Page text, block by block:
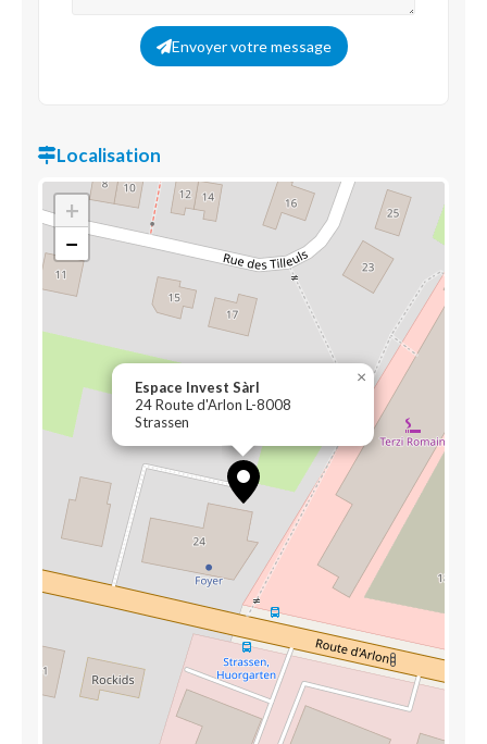
Envoyer votre message
Localisation
Espace Invest Sàrl
24 Route d'Arlon L-8008
Strassen
×
+
−